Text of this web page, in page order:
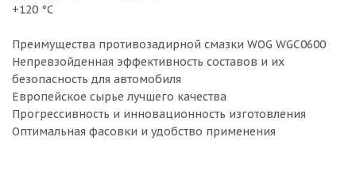
+120 °С
Преимущества противозадирной смазки WOG WGС0600
Непревзойденная эффективность составов и их
безопасность для автомобиля
Европейское сырье лучшего качества
Прогрессивность и инновационность изготовления
Оптимальная фасовки и удобство применения